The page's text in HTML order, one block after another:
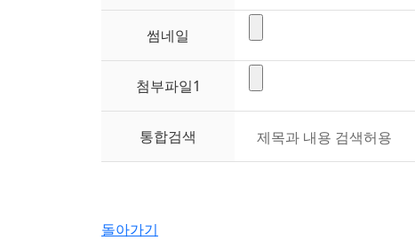
썸네일
첨부파일1
통합검색
돌아가기